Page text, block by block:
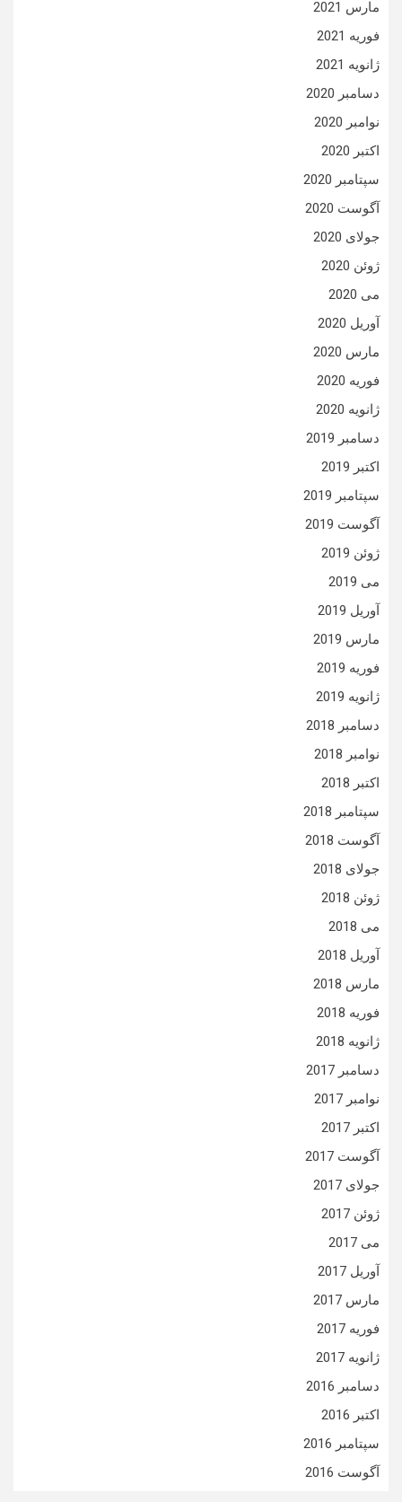
مارس 2021
فوریه 2021
ژانویه 2021
دسامبر 2020
نوامبر 2020
اکتبر 2020
سپتامبر 2020
آگوست 2020
جولای 2020
ژوئن 2020
می 2020
آوریل 2020
مارس 2020
فوریه 2020
ژانویه 2020
دسامبر 2019
اکتبر 2019
سپتامبر 2019
آگوست 2019
ژوئن 2019
می 2019
آوریل 2019
مارس 2019
فوریه 2019
ژانویه 2019
دسامبر 2018
نوامبر 2018
اکتبر 2018
سپتامبر 2018
آگوست 2018
جولای 2018
ژوئن 2018
می 2018
آوریل 2018
مارس 2018
فوریه 2018
ژانویه 2018
دسامبر 2017
نوامبر 2017
اکتبر 2017
آگوست 2017
جولای 2017
ژوئن 2017
می 2017
آوریل 2017
مارس 2017
فوریه 2017
ژانویه 2017
دسامبر 2016
اکتبر 2016
سپتامبر 2016
آگوست 2016